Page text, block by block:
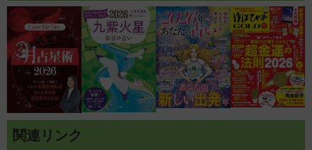
関連リンク